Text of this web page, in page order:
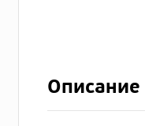
Описание